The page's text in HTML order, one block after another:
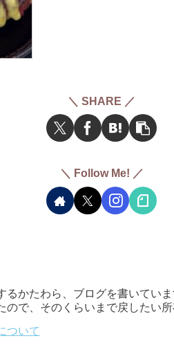
＼ SHARE ／
＼ Follow Me! ／
るかたわら、ブログを書いてい
ので、そのくらいまで戻したい
ついて